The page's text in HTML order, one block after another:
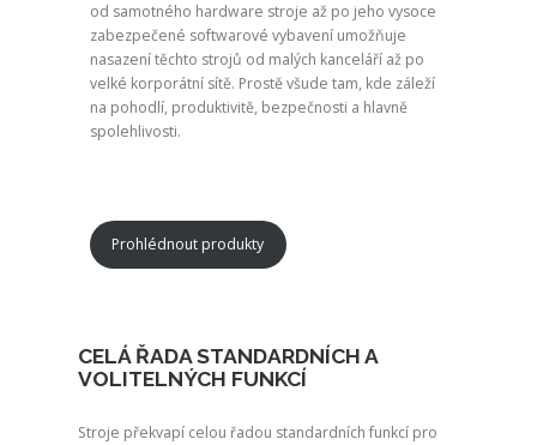
od samotného hardware stroje až po jeho vysoce
zabezpečené softwarové vybavení umožňuje
nasazení těchto strojů od malých kanceláří až po
velké korporátní sítě. Prostě všude tam, kde záleží
na pohodlí, produktivitě, bezpečnosti a hlavně
spolehlivosti.
Prohlédnout produkty
CELÁ ŘADA STANDARDNÍCH A
VOLITELNÝCH FUNKCÍ
Stroje překvapí celou řadou standardních funkcí pro